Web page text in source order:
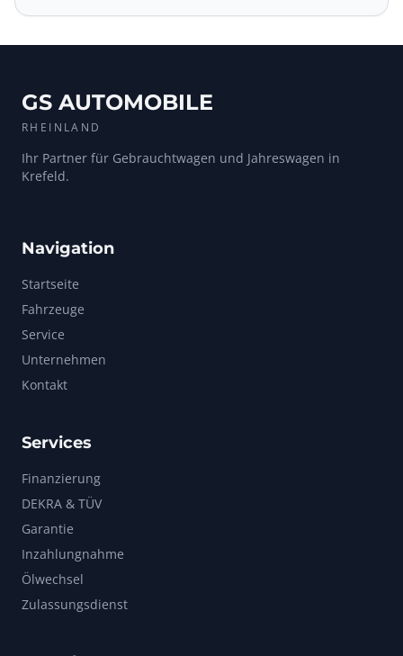
GS AUTOMOBILE
RHEINLAND
Ihr Partner für Gebrauchtwagen und Jahreswagen in
Krefeld.
Navigation
Startseite
Fahrzeuge
Service
Unternehmen
Kontakt
Services
Finanzierung
DEKRA & TÜV
Garantie
Inzahlungnahme
Ölwechsel
Zulassungsdienst